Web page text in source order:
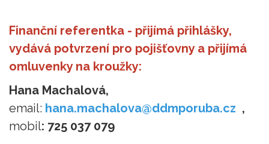
Finanční referentka - přijímá přihlášky,
vydává potvrzení pro pojišťovny a přijímá
omluvenky na kroužky:
Hana Machalová,
email: hana.machalova@ddmporuba.cz ,
mobil: 725 037 079